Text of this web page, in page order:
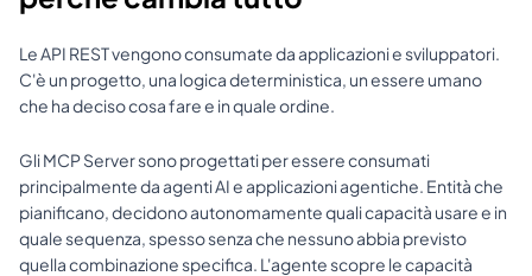
Le API REST vengono consumate da applicazioni e sviluppatori.
C'è un progetto, una logica deterministica, un essere umano
che ha deciso cosa fare e in quale ordine.
Gli MCP Server sono progettati per essere consumati
principalmente da agenti AI e applicazioni agentiche. Entità che
pianificano, decidono autonomamente quali capacità usare e in
quale sequenza, spesso senza che nessuno abbia previsto
quella combinazione specifica. L'agente scopre le capacità